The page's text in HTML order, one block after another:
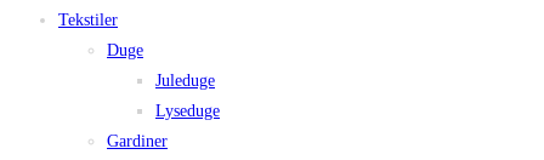
Tekstiler
Duge
Juleduge
Lyseduge
Gardiner